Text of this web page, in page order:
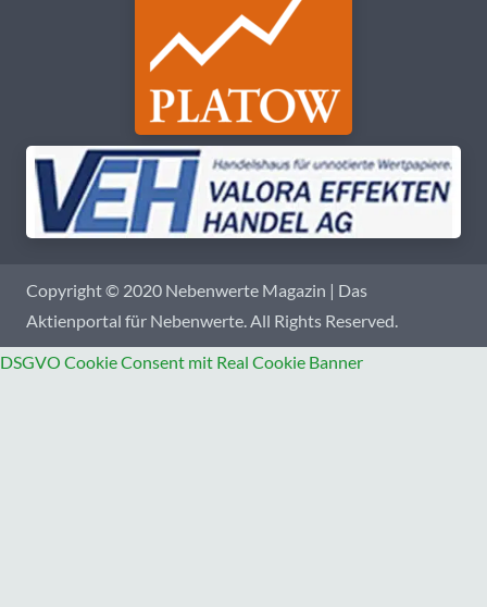
Copyright © 2020 Nebenwerte Magazin | Das
Aktienportal für Nebenwerte. All Rights Reserved.
DSGVO Cookie Consent mit Real Cookie Banner